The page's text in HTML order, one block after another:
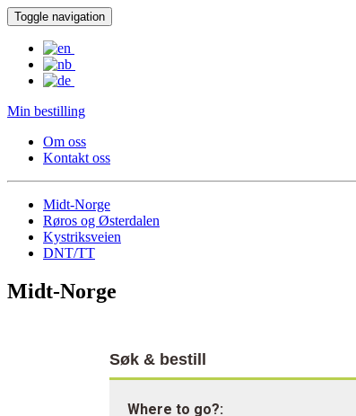
Toggle navigation
Min bestilling
Om oss
Kontakt oss
Midt-Norge
Røros og Østerdalen
Kystriksveien
DNT/TT
Midt-Norge
Søk & bestill
Where to go?: